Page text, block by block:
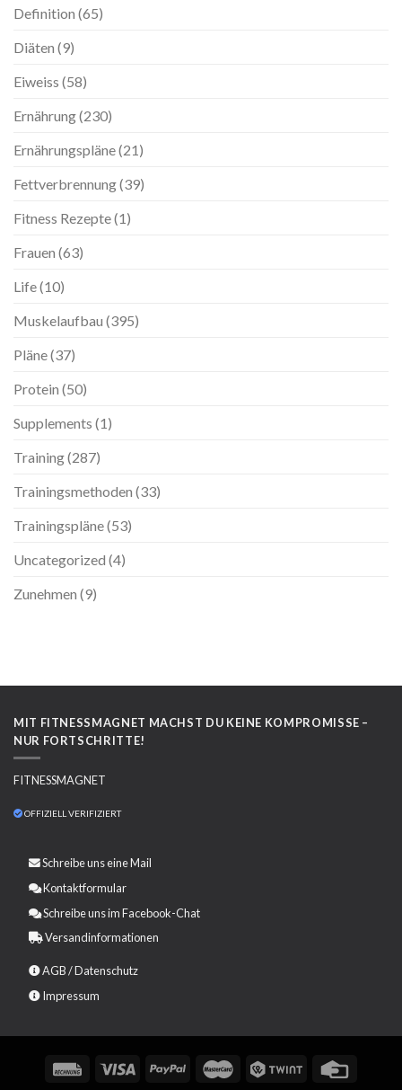
Definition (65)
Diäten (9)
Eiweiss (58)
Ernährung(230)
Ernährungspläne(21)
Fettverbrennung(39)
Fitness Rezepte(1)
Frauen (63)
Life(10)
Muskelaufbau (395)
Pläne(37)
Protein (50)
Supplements (1)
Training(287)
Trainingsmethoden (33)
Trainingspläne(53)
Uncategorized (4)
Zunehmen (9)
MIT FITNESSMAGNET MACHST DU KEINE KOMPROMISSE –
NUR FORTSCHRITTE!
FITNESSMAGNET
OFFIZIELL VERIFIZIERT
Schreibe uns eineMail
Kontaktformular
Schreibe uns im Facebook-Chat
Versandinformationen
AGB/Datenschutz
Impressum